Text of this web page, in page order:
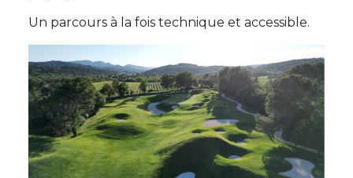
Un parcours à la fois technique et accessible.